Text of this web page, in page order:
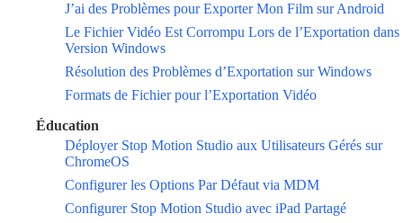
J’ai des Problèmes pour Exporter Mon Film sur Android
Le Fichier Vidéo Est Corrompu Lors de l’Exportation dans
Version Windows
Résolution des Problèmes d’Exportation sur Windows
Formats de Fichier pour l’Exportation Vidéo
Éducation
Déployer Stop Motion Studio aux Utilisateurs Gérés sur
ChromeOS
Configurer les Options Par Défaut via MDM
Configurer Stop Motion Studio avec iPad Partagé